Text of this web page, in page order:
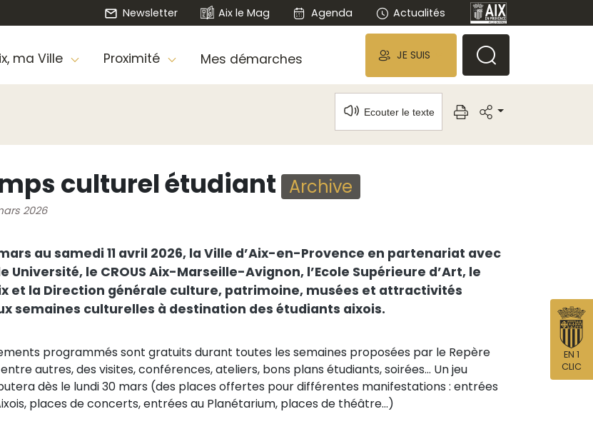
Newsletter Aix le Mag Agenda Actualités
ma Ville Proximité Mes démarches JE SUIS
Ecouter le texte
culturel étudiant Archive
2026
au samedi 11 avril 2026, la Ville d’Aix-en-Provence en partenariat avec
Université, le CROUS Aix-Marseille-Avignon, l’Ecole Supérieure d’Art, le
et la Direction générale culture, patrimoine, musées et attractivités
semaines culturelles à destination des étudiants aixois.
programmés sont gratuits durant toutes les semaines proposées par le Repère
autres, des visites, conférences, ateliers, bons plans étudiants, soirées… Un jeu
dès le lundi 30 mars (des places offertes pour différentes manifestations : entrées
places de concerts, entrées au Planétarium, places de théâtre…)
EN 1
CLIC